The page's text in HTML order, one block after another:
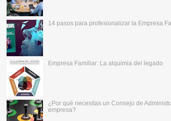
14 pasos para profesionalizar la Empresa
Empresa Familiar: La alquimia del legado
¿Por qué necesitas un Consejo de
empresa?